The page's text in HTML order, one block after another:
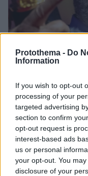
Protothema - Do
Information
If you wish to opt-out
processing of your
targeted advertising
section to confirm
opt-out request is
interest-based ads
us or personal
your opt-out. You
disclosure of your
Ο Σαμ Μέντες
για κάθε μέλος των
Ο σκηνοθέτης, που
«1917» και
μουσικό
20.02.2024, 23:45